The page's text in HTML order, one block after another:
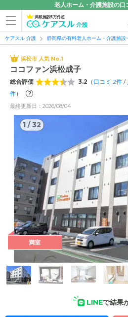
老人ホーム・介護施設の口
掲載施設5万件超
ケアスル 介護 静岡県の有料老人ホーム・介護施設
浜松市 人気 No.1
ココファン浜松成子
総合評価 3.2 （ 口コミ 2件 /
件） ?
最終更新日：2026/08/04
1 /32
1/
外観: 浜松駅から徒歩13分の立地に
1階には学研の認知症予防デイサービ
満室
LINEで結果